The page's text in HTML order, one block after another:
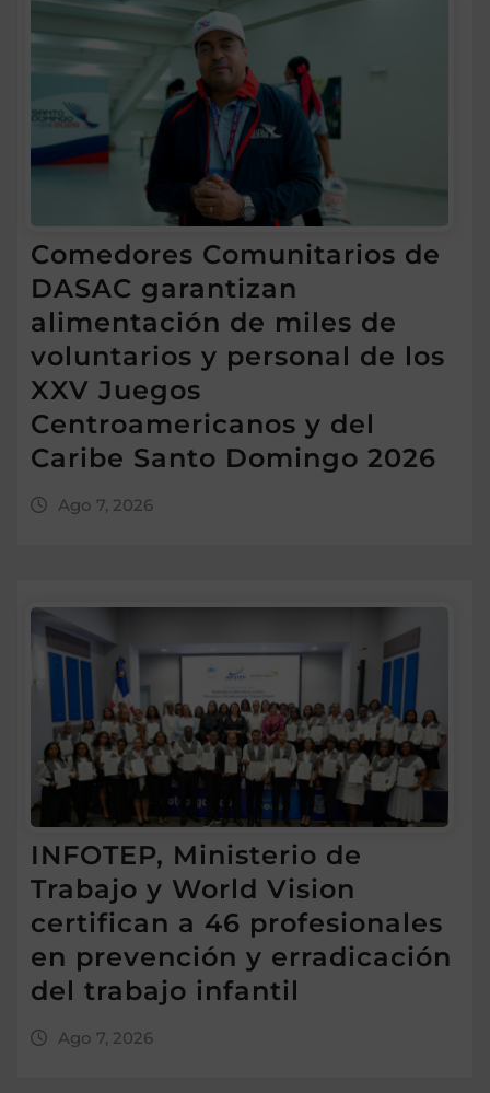
Comedores Comunitarios de
DASAC garantizan
alimentación de miles de
voluntarios y personal de los
XXV Juegos
Centroamericanos y del
Caribe Santo Domingo 2026
Ago 7, 2026
INFOTEP, Ministerio de
Trabajo y World Vision
certifican a 46 profesionales
en prevención y erradicación
del trabajo infantil
Ago 7, 2026